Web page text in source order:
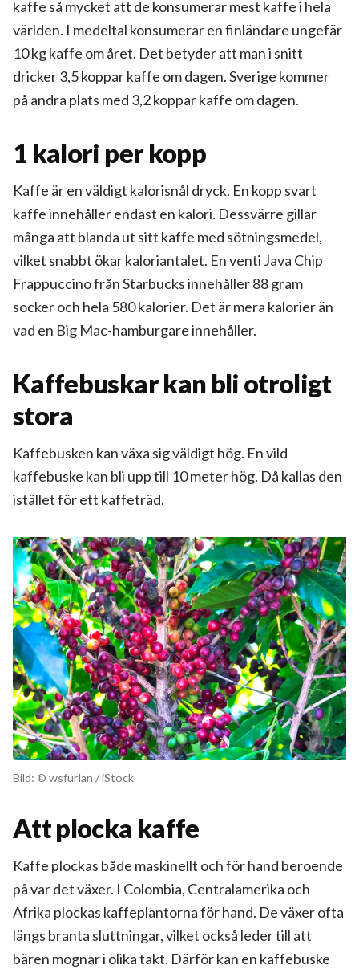
kaffe så mycket att de konsumerar mest kaffe i hela
världen. I medeltal konsumerar en finländare ungefär
10 kg kaffe om året. Det betyder att man i snitt
dricker 3,5 koppar kaffe om dagen. Sverige kommer
på andra plats med 3,2 koppar kaffe om dagen.
1 kalori per kopp
Kaffe är en väldigt kalorisnål dryck. En kopp svart
kaffe innehåller endast en kalori. Dessvärre gillar
många att blanda ut sitt kaffe med sötningsmedel,
vilket snabbt ökar kaloriantalet. En venti Java Chip
Frappuccino från Starbucks innehåller 88 gram
socker och hela 580 kalorier. Det är mera kalorier än
vad en Big Mac-hamburgare innehåller.
Kaffebuskar kan bli otroligt
stora
Kaffebusken kan växa sig väldigt hög. En vild
kaffebuske kan bli upp till 10 meter hög. Då kallas den
istället för ett kaffeträd.
Bild: © wsfurlan / iStock
Att plocka kaffe
Kaffe plockas både maskinellt och för hand beroende
på var det växer. I Colombia, Centralamerika och
Afrika plockas kaffeplantorna för hand. De växer ofta
längs branta sluttningar, vilket också leder till att
bären mognar i olika takt. Därför kan en kaffebuske